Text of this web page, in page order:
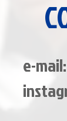
e-mail: